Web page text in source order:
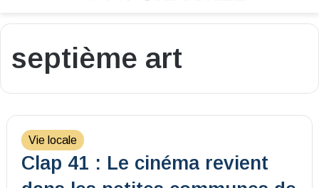
septième art
Vie locale
Clap 41 : Le cinéma revient